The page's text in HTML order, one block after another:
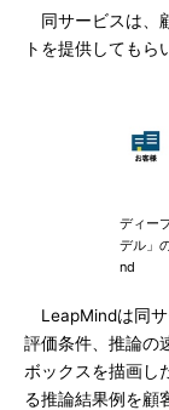
同サービスは、
トを提供してもら
ディー
デル」
nd
LeapMindは同サ
評価条件、推論の
ボックスを描画し
る推論結果例を顧